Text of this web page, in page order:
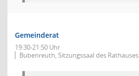
Gemeinderat
19:30-21:50 Uhr
Bubenreuth, Sitzungssaal des Rathauses